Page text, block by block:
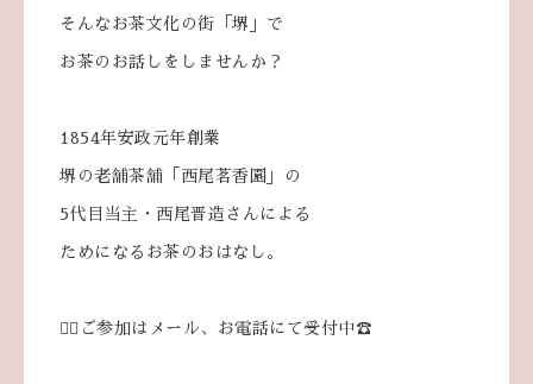
そんなお茶文化の街「堺」で
お茶のお話しをしませんか？
1854年安政元年創業
堺の老舗茶舗「西尾茗󠄀香園」の
5代目当主・西尾晋造さんによる
ためになるお茶のおはなし。
💁‍♀️ご参加はメール、お電話にて受付中☎️